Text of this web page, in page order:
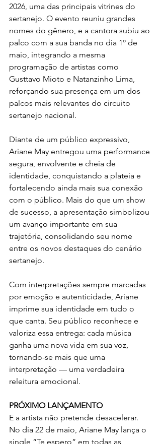
2026, uma das principais vitrines do
sertanejo. O evento reuniu grandes
nomes do gênero, e a cantora subiu ao
palco com a sua banda no dia 1º de
maio, integrando a mesma
programação de artistas como
Gusttavo Mioto e Natanzinho Lima,
reforçando sua presença em um dos
palcos mais relevantes do circuito
sertanejo nacional.
Diante de um público expressivo,
Ariane May entregou uma performance
segura, envolvente e cheia de
identidade, conquistando a plateia e
fortalecendo ainda mais sua conexão
com o público. Mais do que um show
de sucesso, a apresentação simbolizou
um avanço importante em sua
trajetória, consolidando seu nome
entre os novos destaques do cenário
sertanejo.
Com interpretações sempre marcadas
por emoção e autenticidade, Ariane
imprime sua identidade em tudo o
que canta. Seu público reconhece e
valoriza essa entrega: cada música
ganha uma nova vida em sua voz,
tornando-se mais que uma
interpretação — uma verdadeira
releitura emocional.
PRÓXIMO LANÇAMENTO
E a artista não pretende desacelerar.
No dia 22 de maio, Ariane May lança o
single “Te espero” em todas as